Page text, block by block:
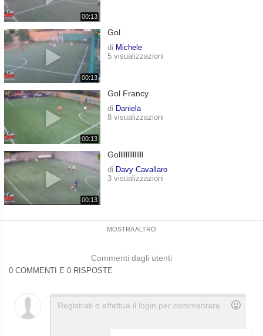
00:13
00:13
Gol
di Michele
5 visualizzazioni
00:13
Gol Francy
di Daniela
8 visualizzazioni
00:13
Gollllllllllllll
di Davy Cavallaro
3 visualizzazioni
MOSTRA ALTRO
Commenti dagli utenti
0 COMMENTI E 0 RISPOSTE